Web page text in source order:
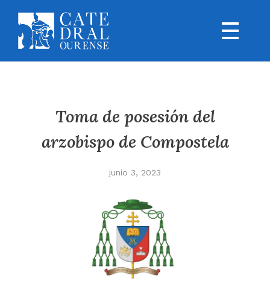
Toma de posesión del
arzobispo de Compostela
junio 3, 2023